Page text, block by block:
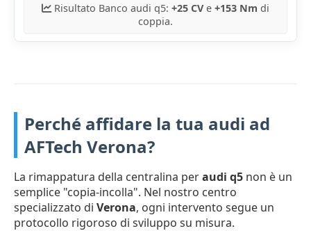
Risultato Banco audi q5: +25 CVe +153 Nm di
coppia.
Perché affidare la tua audi ad
AFTech Verona?
La rimappatura della centralina peraudi q5 non è un
semplice "copia-incolla". Nel nostro centro
specializzato di Verona, ogni intervento segue un
protocollo rigoroso di sviluppo su misura.